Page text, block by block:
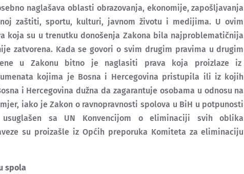
naglašava oblasti obrazovanja, ekonomije, zapošljavanja
zaštiti, sportu, kulturi, javnom životu i medijima. U ovim
koja su u trenutku donošenja Zakona bila najproblematičnija
zatvorena. Kada se govori o svim drugim pravima u drugim
u Zakonu bitno je naglasiti prava koja proizlaze iz
kojima je Bosna i Hercegovina pristupila ili iz kojih
i Hercegovina dužna da zagarantuje osobama u odnosu na
iako je Zakon o ravnopravnosti spolova u BiH u potpunosti
sa UN Konvencijom o eliminaciji svih oblika
su proizašle iz Općih preporuka Komiteta za eliminaciju
spola